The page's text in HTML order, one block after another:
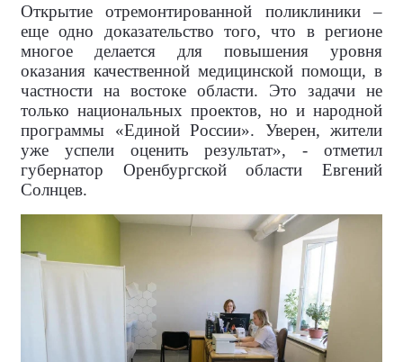
Открытие отремонтированной поликлиники –
еще одно доказательство того, что в регионе
многое делается для повышения уровня
оказания качественной медицинской помощи, в
частности на востоке области. Это задачи не
только национальных проектов, но и народной
программы «Единой России». Уверен, жители
уже успели оценить результат», - отметил
губернатор Оренбургской области Евгений
Солнцев.